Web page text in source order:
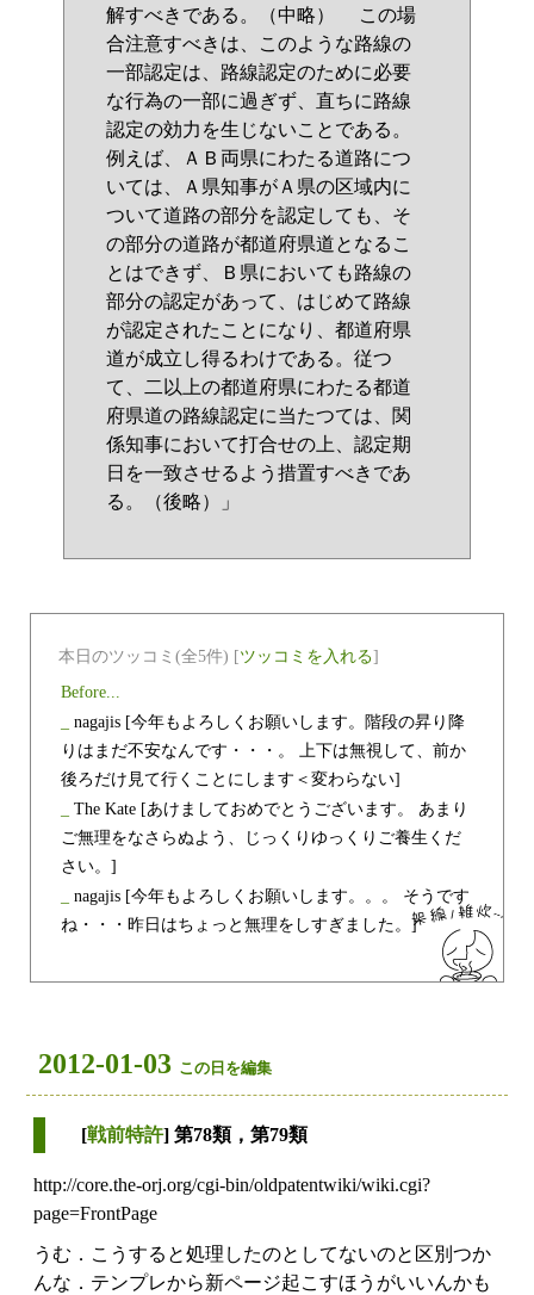
解すべきである。（中略） この場
合注意すべきは、このような路線の
一部認定は、路線認定のために必要
な行為の一部に過ぎず、直ちに路線
認定の効力を生じないことである。
例えば、ＡＢ両県にわたる道路につ
いては、Ａ県知事がＡ県の区域内に
ついて道路の部分を認定しても、そ
の部分の道路が都道府県道となるこ
とはできず、Ｂ県においても路線の
部分の認定があって、はじめて路線
が認定されたことになり、都道府県
道が成立し得るわけである。従つ
て、二以上の都道府県にわたる都道
府県道の路線認定に当たつては、関
係知事において打合せの上、認定期
日を一致させるよう措置すべきであ
る。（後略）」
本日のツッコミ(全5件) [ツッコミを入れる]
Before...
nagajis [今年もよろしくお願いします。階段の昇り降
りはまだ不安なんです・・・。 上下は無視して、前か
後ろだけ見て行くことにします＜変わらない]
The Kate [あけましておめでとうございます。 あまり
ご無理をなさらぬよう、じっくりゆっくりご養生くだ
さい。]
nagajis [今年もよろしくお願いします。。。 そうです
ね・・・昨日はちょっと無理をしすぎました。]
2012-01-03 この日を編集
[戦前特許] 第78類，第79類
http://core.the-orj.org/cgi-bin/oldpatentwiki/wiki.cgi?
page=FrontPage
うむ．こうすると処理したのとしてないのと区別つか
んな．テンプレから新ページ起こすほうがいいんかも